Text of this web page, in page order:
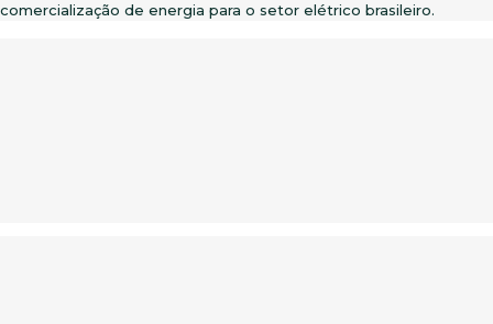
comercialização de energia para o setor elétrico brasileiro.